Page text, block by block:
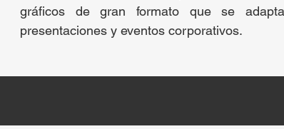
gráficos de gran formato que se
presentaciones y eventos corporativos.